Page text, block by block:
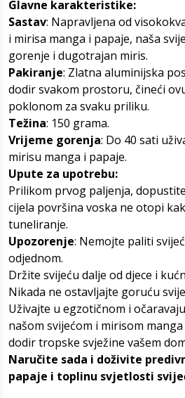
Glavne karakteristike:
Sastav: Napravljena od
i mirisa manga i papaje, naša
gorenje i dugotrajan miris.
Pakiranje: Zlatna aluminijska
dodir svakom prostoru, čineći
poklonom za svaku priliku.
Težina: 150 grama.
Vrijeme gorenja: Do 40 sati
mirisu manga i papaje.
Upute za upotrebu:
Prilikom prvog paljenja,
cijela površina voska ne otopi
tuneliranje.
Upozorenje: Nemojte paliti
odjednom.
Držite svijeću dalje od djece i
Nikada ne ostavljajte goruću
Uživajte u egzotičnom i
našom svijećom i mirisom
dodir tropske svježine vašem
Naručite sada i doživite
papaje i toplinu svjetlosti